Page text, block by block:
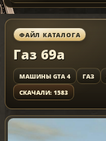
ФАЙЛ КАТАЛОГА
Газ 69а
МАШИНЫ GTA 4 ГАЗ
СКАЧАЛИ: 1583